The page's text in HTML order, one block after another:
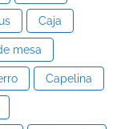
Caja
mesa
Capelina